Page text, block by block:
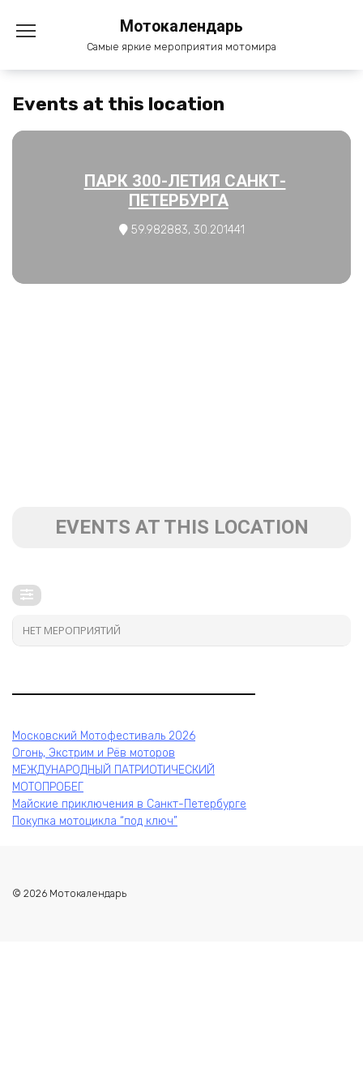
содержанию
Мотокалендарь
Самые яркие мероприятия мотомира
Events at this location
ПАРК 300-ЛЕТИЯ САНКТ-
ПЕТЕРБУРГА
59.982883, 30.201441
EVENTS AT THIS LOCATION
НЕТ МЕРОПРИЯТИЙ
Московский Мотофестиваль 2026
Огонь, Экстрим и Рёв моторов
МЕЖДУНАРОДНЫЙ ПАТРИОТИЧЕСКИЙ
МОТОПРОБЕГ
Майские приключения в Санкт-Петербурге
Покупка мотоцикла “под ключ”
© 2026 Мотокалендарь